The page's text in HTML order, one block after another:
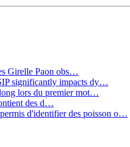
Girelle Paon obs…
significantly impacts dy…
lors du premier mot…
des d…
d'identifier des poisson o…